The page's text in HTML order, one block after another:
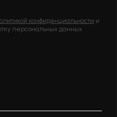
конфиденциальности и
персональных данных